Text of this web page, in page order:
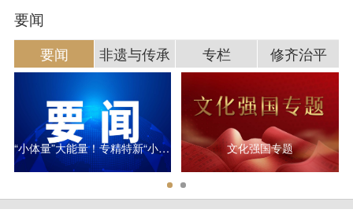
要闻
要闻 非遗与传承 专栏 修齐治平
“小体量”大能量！专精特新“小巨人”研发平均投入超3000万元 文化强国专题